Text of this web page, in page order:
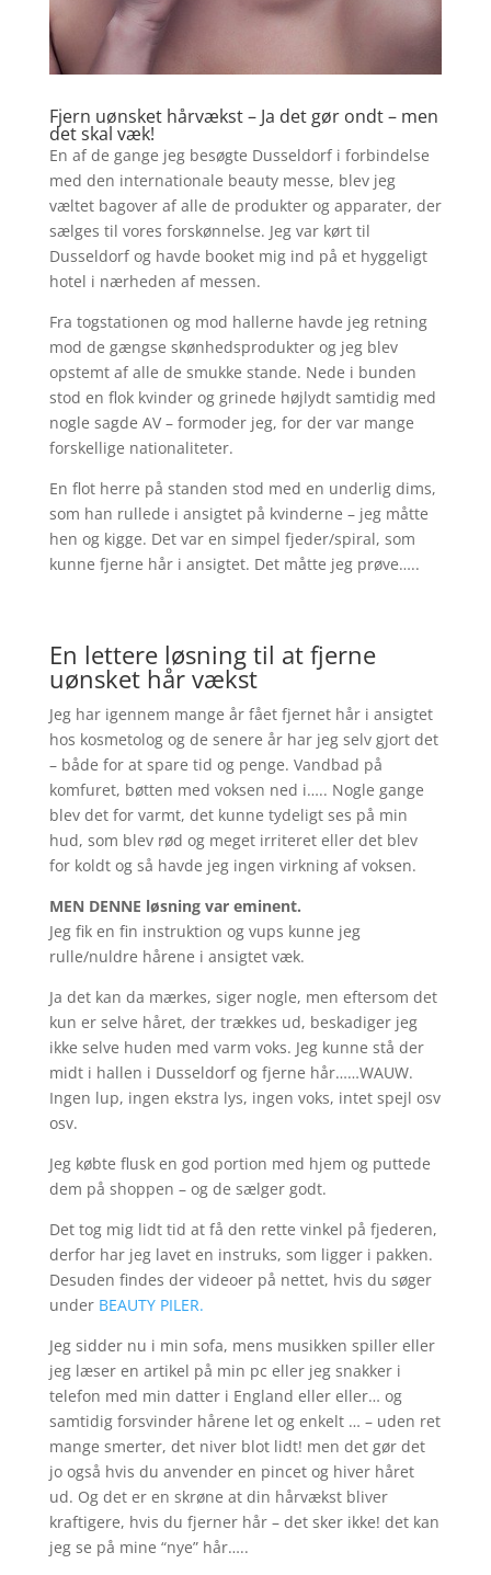
Fjern uønsket hårvækst – Ja det gør ondt – men
det skal væk!
En af de gange jeg besøgte Dusseldorf i forbindelse
med den internationale beauty messe, blev jeg
væltet bagover af alle de produkter og apparater, der
sælges til vores forskønnelse. Jeg var kørt til
Dusseldorf og havde booket mig ind på et hyggeligt
hotel i nærheden af messen.
Fra togstationen og mod hallerne havde jeg retning
mod de gængse skønhedsprodukter og jeg blev
opstemt af alle de smukke stande. Nede i bunden
stod en flok kvinder og grinede højlydt samtidig med
nogle sagde AV – formoder jeg, for der var mange
forskellige nationaliteter.
En flot herre på standen stod med en underlig dims,
som han rullede i ansigtet på kvinderne – jeg måtte
hen og kigge. Det var en simpel fjeder/spiral, som
kunne fjerne hår i ansigtet. Det måtte jeg prøve…..
En lettere løsning til at fjerne
uønsket hår vækst
Jeg har igennem mange år fået fjernet hår i ansigtet
hos kosmetolog og de senere år har jeg selv gjort det
– både for at spare tid og penge. Vandbad på
komfuret, bøtten med voksen ned i….. Nogle gange
blev det for varmt, det kunne tydeligt ses på min
hud, som blev rød og meget irriteret eller det blev
for koldt og så havde jeg ingen virkning af voksen.
MEN DENNE løsning var eminent.
Jeg fik en fin instruktion og vups kunne jeg
rulle/nuldre hårene i ansigtet væk.
Ja det kan da mærkes, siger nogle, men eftersom det
kun er selve håret, der trækkes ud, beskadiger jeg
ikke selve huden med varm voks. Jeg kunne stå der
midt i hallen i Dusseldorf og fjerne hår……WAUW.
Ingen lup, ingen ekstra lys, ingen voks, intet spejl osv
osv.
Jeg købte flusk en god portion med hjem og puttede
dem på shoppen – og de sælger godt.
Det tog mig lidt tid at få den rette vinkel på fjederen,
derfor har jeg lavet en instruks, som ligger i pakken.
Desuden findes der videoer på nettet, hvis du søger
under BEAUTY PILER.
Jeg sidder nu i min sofa, mens musikken spiller eller
jeg læser en artikel på min pc eller jeg snakker i
telefon med min datter i England eller eller… og
samtidig forsvinder hårene let og enkelt … – uden ret
mange smerter, det niver blot lidt! men det gør det
jo også hvis du anvender en pincet og hiver håret
ud. Og det er en skrøne at din hårvækst bliver
kraftigere, hvis du fjerner hår – det sker ikke! det kan
jeg se på mine “nye” hår…..